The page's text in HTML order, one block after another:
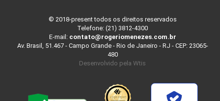
© 2018-present todos os direitos reservados
Telefone: (21) 3812-4300
E-mail: contato@rogeriomenezes.com.br
Av. Brasil, 51.467 - Campo Grande - Rio de Janeiro - RJ - CEP: 23065-
480
Desenvolvido pela Wtis